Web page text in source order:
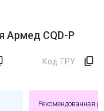
Армед CQD-P
Код ТРУ:
Рекомендованная